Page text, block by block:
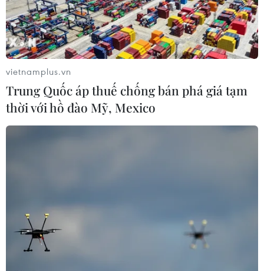
vietnamplus.vn
Trung Quốc áp thuế chống bán phá giá tạm
thời với hồ đào Mỹ, Mexico